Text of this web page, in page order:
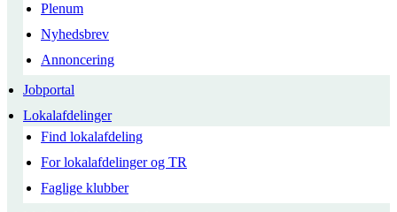
Plenum
Nyhedsbrev
Annoncering
Jobportal
Lokalafdelinger
Find lokalafdeling
For lokalafdelinger og TR
Faglige klubber